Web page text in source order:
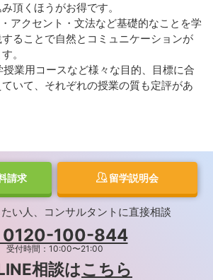
頂くほうがお得です。
アクセント・文法など基礎的なことを学
ることで自然とコミュニケーションが
。
授業用コースなど様々な目的、目標に合
いて、それぞれの授業の質も定評があ
請求 留学説明会
い人、コンサルタントに直接相談
100-844
受付時間：10:00〜21:00
相談はこちら